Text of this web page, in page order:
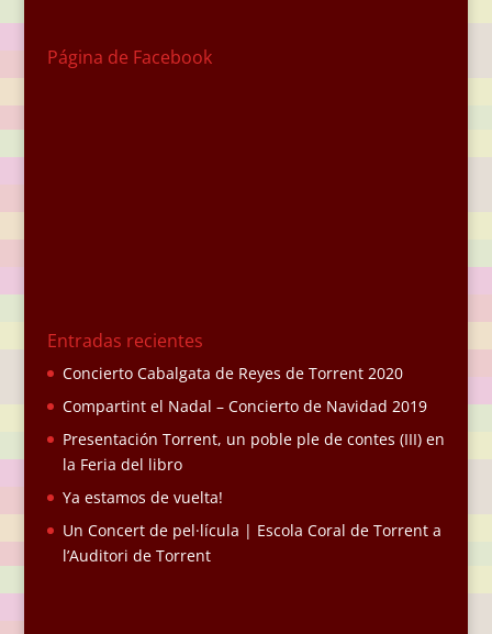
Página de Facebook
Entradas recientes
Concierto Cabalgata de Reyes de Torrent 2020
Compartint el Nadal – Concierto de Navidad 2019
Presentación Torrent, un poble ple de contes (III) en
la Feria del libro
Ya estamos de vuelta!
Un Concert de pel·lícula | Escola Coral de Torrent a
l’Auditori de Torrent